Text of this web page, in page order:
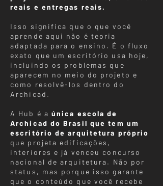
reais e entregas reais.
Isso significa que o que você
aprende aqui não é teoria
adaptada para o ensino. É o fluxo
exato que um escritório usa hoje,
incluindo os problemas que
aparecem no meio do projeto e
como resolvê-los dentro do
Archicad.
A Hub é a única escola de
Archicad do Brasil que tem um
escritório de arquitetura próprio
que projeta edificações,
interiores e já venceu concurso
nacional de arquitetura. Não por
status, mas porque isso garante
que o conteúdo que você recebe